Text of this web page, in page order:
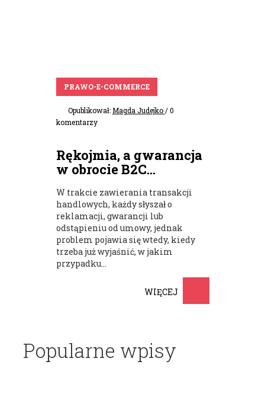
PRAWO-E-COMMERCE
Opublikował:Magda Judejko/ 0
komentarzy
Rękojmia, a gwarancja
w obrocie B2C...
W trakcie zawierania transakcji
handlowych, każdy słyszał o
reklamacji, gwarancji lub
odstąpieniu od umowy, jednak
problem pojawia się wtedy, kiedy
trzeba już wyjaśnić, w jakim
przypadku...
WIĘCEJ
Popularne wpisy